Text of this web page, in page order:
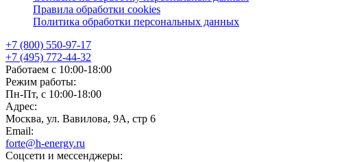
Правила обработки cookies
Политика обработки персональных данных
+7 (800) 550-97-17
+7 (495) 772-44-32
Работаем с 10:00-18:00
Режим работы:
Пн-Пт, с 10:00-18:00
Адрес:
Москва, ул. Вавилова, 9А, стр 6
Email:
forte@h-energy.ru
Соцсети и мессенджеры: